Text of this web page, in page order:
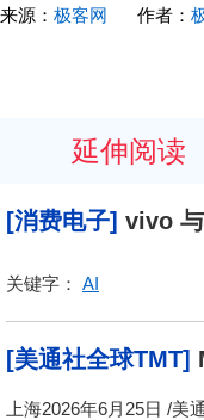
来源： 极客网 作者：
延伸阅读
[消费电子] vivo
关键字： AI
[美通社全球TMT]
上海2026年6月25日 /